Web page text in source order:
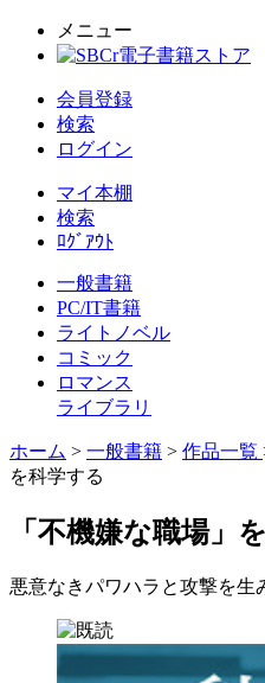
メニュー
会員登録
検索
ログイン
マイ本棚
検索
ﾛｸﾞｱｳﾄ
一般書籍
PC/IT書籍
ライトノベル
コミック
ロマンス
ライブラリ
ホーム > 一般書籍 > 作品一覧
を科学する
「不機嫌な職場」
悪意なきパワハラと攻撃を生